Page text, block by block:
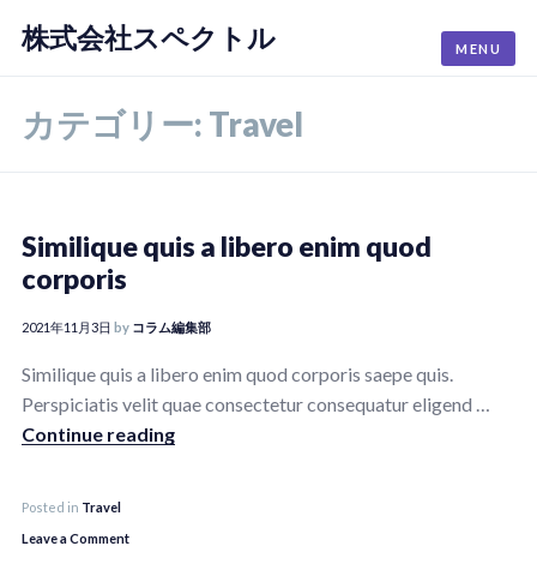
Skip株式会社スペクトル MENU
カテゴリー: Travel
Similique quis a libero enim quod
corporis
2021年11月3日 by コラム編集部
Similique quis a libero enim quod corporis saepe quis.
Perspiciatis velit quae consectetur consequatur eligend …
Continue readingSimilique quis a libero enim quod corporis
Posted in Travel
Leave a Commenton